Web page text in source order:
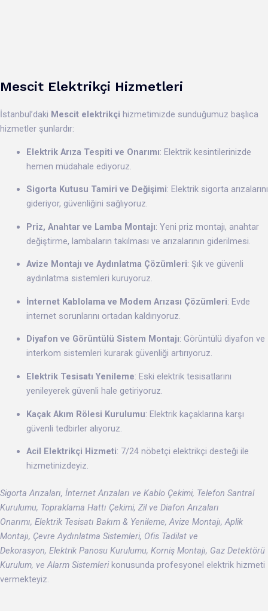
Mescit Elektrikçi Hizmetleri
İstanbul’daki Mescit elektrikçi hizmetimizde sunduğumuz başlıca
hizmetler şunlardır:
Elektrik Arıza Tespiti ve Onarımı: Elektrik kesintilerinizde
hemen müdahale ediyoruz.
Sigorta Kutusu Tamiri ve Değişimi: Elektrik sigorta arızalarını
gideriyor, güvenliğini sağlıyoruz.
Priz, Anahtar ve Lamba Montajı: Yeni priz montajı, anahtar
değiştirme, lambaların takılması ve arızalarının giderilmesi.
Avize Montajı ve Aydınlatma Çözümleri: Şık ve güvenli
aydınlatma sistemleri kuruyoruz.
İnternet Kablolama ve Modem Arızası Çözümleri: Evde
internet sorunlarını ortadan kaldırıyoruz.
Diyafon ve Görüntülü Sistem Montajı: Görüntülü diyafon ve
interkom sistemleri kurarak güvenliği artırıyoruz.
Elektrik Tesisatı Yenileme: Eski elektrik tesisatlarını
yenileyerek güvenli hale getiriyoruz.
Kaçak Akım Rölesi Kurulumu: Elektrik kaçaklarına karşı
güvenli tedbirler alıyoruz.
Acil Elektrikçi Hizmeti: 7/24 nöbetçi elektrikçi desteği ile
hizmetinizdeyiz.
Sigorta Arızaları, İnternet Arızaları ve Kablo Çekimi, Telefon Santral
Kurulumu, Topraklama Hattı Çekimi, Zil ve Diafon Arızaları
Onarımı, Elektrik Tesisatı Bakım & Yenileme, Avize Montajı, Aplik
Montajı, Çevre Aydınlatma Sistemleri, Ofis Tadilat ve
Dekorasyon, Elektrik Panosu Kurulumu, Korniş Montajı, Gaz Detektörü
Kurulum, ve Alarm Sistemlerikonusunda profesyonel elektrik hizmeti
vermekteyiz.